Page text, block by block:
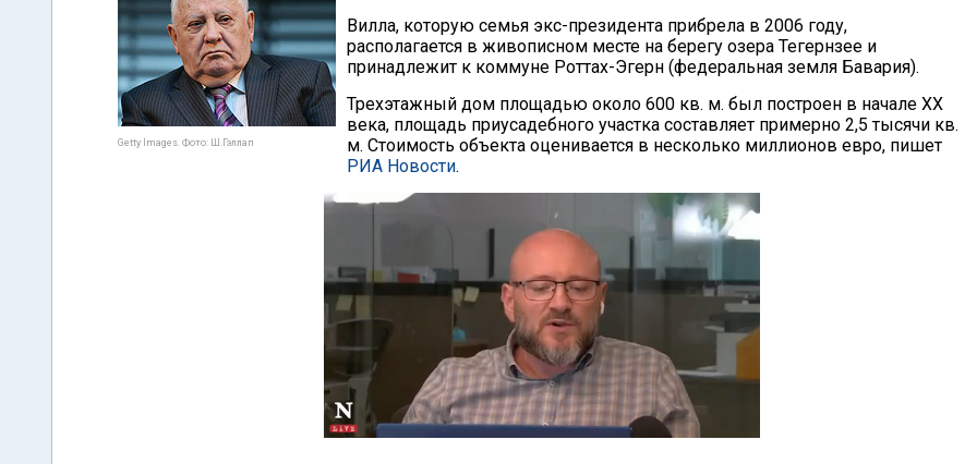
Getty Images. Фото: Ш.Гэллап
Вилла, которую семья экс-президента прибрела в 2006 году,
располагается в живописном месте на берегу озера Тегернзее и
принадлежит к коммуне Роттах-Эгерн (федеральная земля Бавария).
Трехэтажный дом площадью около 600 кв. м. был построен в начале XX
века, площадь приусадебного участка составляет примерно 2,5 тысячи кв.
м. Стоимость объекта оценивается в несколько миллионов евро, пишет
РИА Новости.